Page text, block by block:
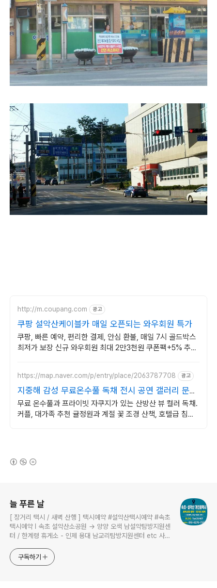
http://m.coupang.com 광고
쿠팡 설악산케이블카 매일 오픈되는 와우회원 특가
쿠팡, 빠른 예약, 편리한 결제, 안심 환불, 매일 7시 골드박스
최저가 보장 신규 와우회원 최대 2만3천원 쿠폰팩+5% 추가
https://map.naver.com/p/entry/place/2063787708 광고
지중해 감성 무료온수풀 독채 전시 공연 갤러리 문화
공간
무료 온수풀과 프라이빗 자쿠지가 있는 산방산 뷰 컬러 독채.
커플, 대가족 추천 귤정원과 계절 꽃 조경 산책, 호텔급 침구
늘 푸른 날
[ 장거리 택시 / 새벽 산행 ] 택시예약 #설악산택시예약 #속초
택시예약 I 속초 설악산소공원 → 양양 오색 남설악탐방지원센
터 / 한계령 휴게소 - 인제 용대 남교리탐방지원센터 etc 사전
구독하기